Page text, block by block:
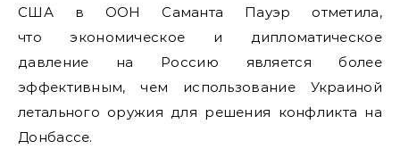
США в ООН Саманта Пауэр отметила,
что экономическое и дипломатическое
давление на Россию является более
эффективным, чем использование Украиной
летального оружия для решения конфликта на
Донбассе.